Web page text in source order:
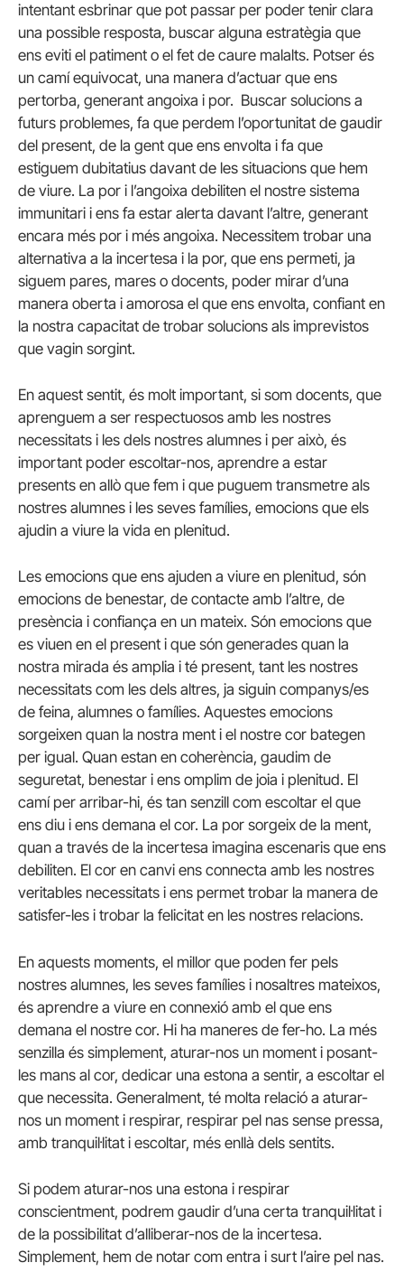
intentant esbrinar que pot passar per poder tenir clara
una possible resposta, buscar alguna estratègia que
ens eviti el patiment o el fet de caure malalts. Potser és
un camí equivocat, una manera d’actuar que ens
pertorba, generant angoixa i por. Buscar solucions a
futurs problemes, fa que perdem l’oportunitat de gaudir
del present, de la gent que ens envolta i fa que
estiguem dubitatius davant de les situacions que hem
de viure. La por i l’angoixa debiliten el nostre sistema
immunitari i ens fa estar alerta davant l’altre, generant
encara més por i més angoixa. Necessitem trobar una
alternativa a la incertesa i la por, que ens permeti, ja
siguem pares, mares o docents, poder mirar d’una
manera oberta i amorosa el que ens envolta, confiant en
la nostra capacitat de trobar solucions als imprevistos
que vagin sorgint.
En aquest sentit, és molt important, si som docents, que
aprenguem a ser respectuosos amb les nostres
necessitats i les dels nostres alumnes i per això, és
important poder escoltar-nos, aprendre a estar
presents en allò que fem i que puguem transmetre als
nostres alumnes i les seves famílies, emocions que els
ajudin a viure la vida en plenitud.
Les emocions que ens ajuden a viure en plenitud, són
emocions de benestar, de contacte amb l’altre, de
presència i confiança en un mateix. Són emocions que
es viuen en el present i que són generades quan la
nostra mirada és amplia i té present, tant les nostres
necessitats com les dels altres, ja siguin companys/es
de feina, alumnes o famílies. Aquestes emocions
sorgeixen quan la nostra ment i el nostre cor bategen
per igual. Quan estan en coherència, gaudim de
seguretat, benestar i ens omplim de joia i plenitud. El
camí per arribar-hi, és tan senzill com escoltar el que
ens diu i ens demana el cor. La por sorgeix de la ment,
quan a través de la incertesa imagina escenaris que ens
debiliten. El cor en canvi ens connecta amb les nostres
veritables necessitats i ens permet trobar la manera de
satisfer-les i trobar la felicitat en les nostres relacions.
En aquests moments, el millor que poden fer pels
nostres alumnes, les seves famílies i nosaltres mateixos,
és aprendre a viure en connexió amb el que ens
demana el nostre cor. Hi ha maneres de fer-ho. La més
senzilla és simplement, aturar-nos un moment i posant-
les mans al cor, dedicar una estona a sentir, a escoltar el
que necessita. Generalment, té molta relació a aturar-
nos un moment i respirar, respirar pel nas sense pressa,
amb tranquil·litat i escoltar, més enllà dels sentits.
Si podem aturar-nos una estona i respirar
conscientment, podrem gaudir d’una certa tranquil·litat i
de la possibilitat d’alliberar-nos de la incertesa.
Simplement, hem de notar com entra i surt l’aire pel nas.